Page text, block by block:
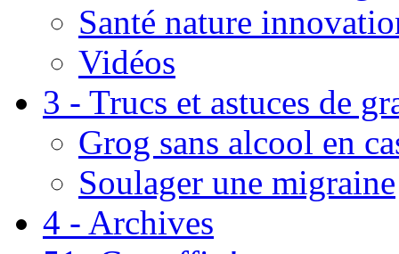
Santé nature
Vidéos
3 - Trucs et astuces de
Grog sans alcool en
Soulager une migraine
4 - Archives